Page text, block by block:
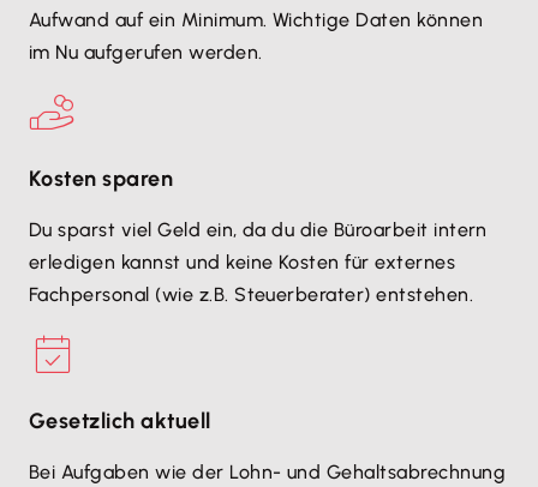
Aufwand auf ein Minimum. Wichtige Daten können
im Nu aufgerufen werden.
Kosten sparen
Du sparst viel Geld ein, da du die Büroarbeit intern
erledigen kannst und keine Kosten für externes
Fachpersonal (wie z.B. Steuerberater) entstehen.
Gesetzlich aktuell
Bei Aufgaben wie der Lohn- und Gehaltsabrechnung